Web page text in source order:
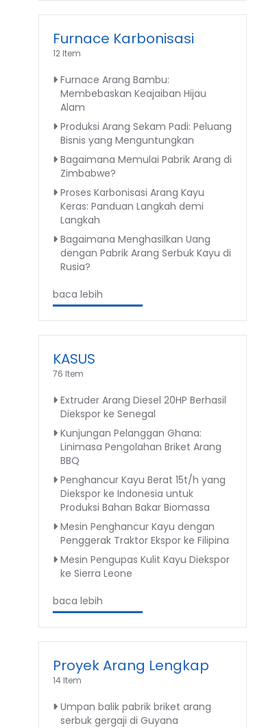
Furnace Karbonisasi
12 Item
Furnace Arang Bambu:
Membebaskan Keajaiban Hijau
Alam
Produksi Arang Sekam Padi: Peluang
Bisnis yang Menguntungkan
Bagaimana Memulai Pabrik Arang di
Zimbabwe?
Proses Karbonisasi Arang Kayu
Keras: Panduan Langkah demi
Langkah
Bagaimana Menghasilkan Uang
dengan Pabrik Arang Serbuk Kayu di
Rusia?
baca lebih
KASUS
76 Item
Extruder Arang Diesel 20HP Berhasil
Diekspor ke Senegal
Kunjungan Pelanggan Ghana:
Linimasa Pengolahan Briket Arang
BBQ
Penghancur Kayu Berat 15t/h yang
Diekspor ke Indonesia untuk
Produksi Bahan Bakar Biomassa
Mesin Penghancur Kayu dengan
Penggerak Traktor Ekspor ke Filipina
Mesin Pengupas Kulit Kayu Diekspor
ke Sierra Leone
baca lebih
Proyek Arang Lengkap
14 Item
Umpan balik pabrik briket arang
serbuk gergaji di Guyana